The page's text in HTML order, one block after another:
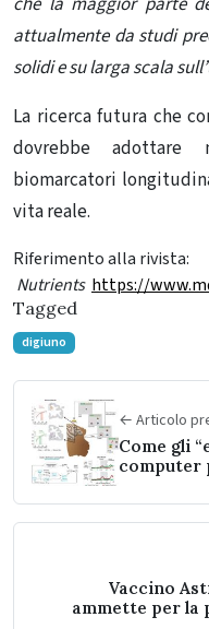
attualmente da studi
solidi e su larga scala
La ricerca futura che
dovrebbe adottare
biomarcatori
vita reale.
Riferimento alla rivista:
Nutrients https://
Tagged
digiuno
← Articolo
Come gli
computer
Vaccino
ammette per la